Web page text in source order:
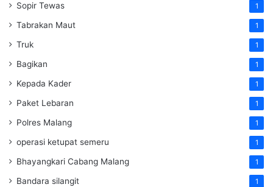
Sopir Tewas 1
Tabrakan Maut 1
Truk 1
Bagikan 1
Kepada Kader 1
Paket Lebaran 1
Polres Malang 1
operasi ketupat semeru 1
Bhayangkari Cabang Malang 1
Bandara silangit 1